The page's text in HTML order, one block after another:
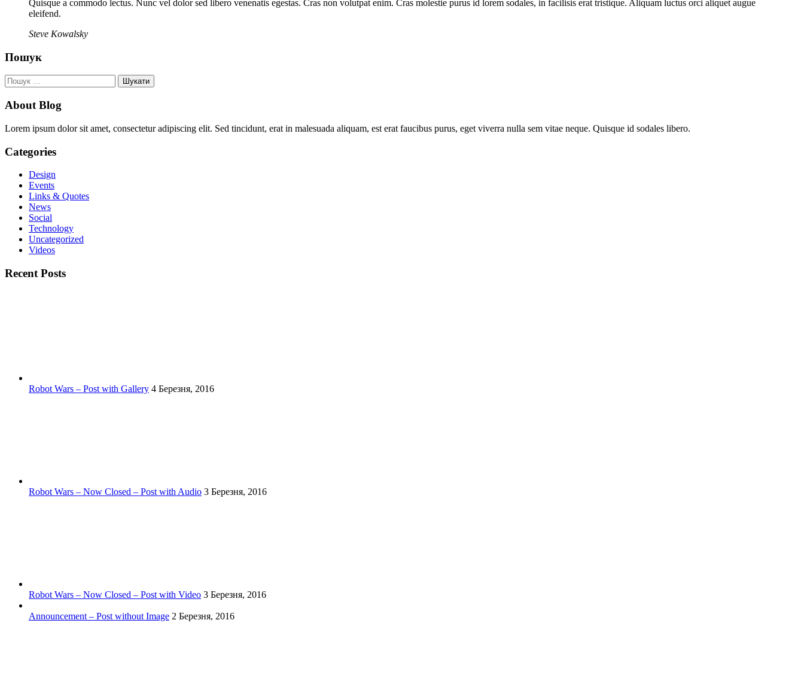
Quisque a commodo lectus. Nunc vel dolor sed libero venenatis egestas. Cras non volutpat enim. Cras molestie purus id lorem sodales, in facilisis erat tristique. Aliquam luctus orci aliquet augue
eleifend.
Steve Kowalsky
Пошук
Пошук:
About Blog
Lorem ipsum dolor sit amet, consectetur adipiscing elit. Sed tincidunt, erat in malesuada aliquam, est erat faucibus purus, eget viverra nulla sem vitae neque. Quisque id sodales libero.
Categories
Design
Events
Links & Quotes
News
Social
Technology
Uncategorized
Videos
Recent Posts
Robot Wars – Post with Gallery 4 Березня, 2016
Robot Wars – Now Closed – Post with Audio 3 Березня, 2016
Robot Wars – Now Closed – Post with Video 3 Березня, 2016
Announcement – Post without Image 2 Березня, 2016